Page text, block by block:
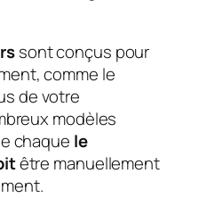
sont conçus pour
comme le
de votre
modèles
chaque le
être manuellement